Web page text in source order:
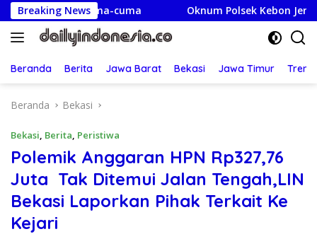
Langsung
ke
konten
Breaking News
cuma Oknum Polsek Kebon Jeruk Diduga
Beranda Berita Jawa Barat Bekasi Jawa Timur
Beranda Bekasi
Bekasi, Berita, Peristiwa
Polemik Anggaran HPN Rp327,76
Juta Tak Ditemui Jalan Tengah,LIN
Bekasi Laporkan Pihak Terkait Ke
Kejari